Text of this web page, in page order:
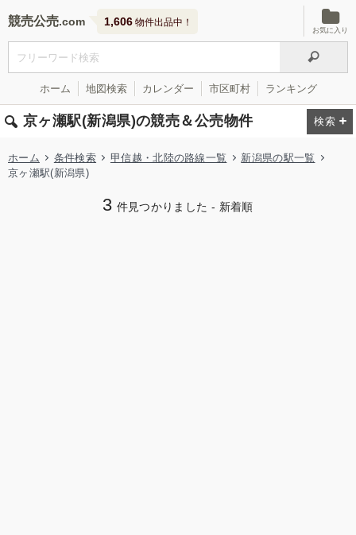
競売公売 1,606 物件出品中！
お気に入り
ホーム 地図検索 カレンダー 市区町村 ランキング
京ヶ瀬駅(新潟県)の競売＆公売物件
ホーム 条件検索 甲信越・北陸の路線一覧
新潟県の駅一覧
京ヶ瀬駅(新潟県)
3 件見つかりました - 新着順